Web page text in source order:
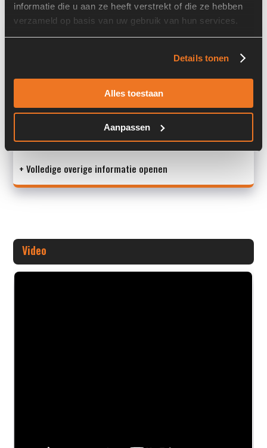
informatie die u aan ze heeft verstrekt of die ze hebben
verzameld op basis van uw gebruik van hun services.
Details tonen
Alles toestaan
Aanpassen
S/N: -
Machin
+ Volledige overige informatie openen
Video